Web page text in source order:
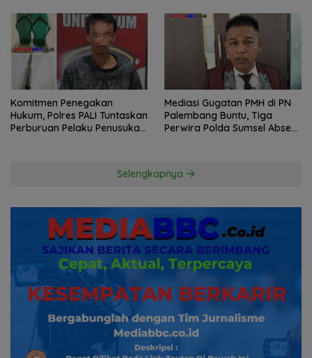
Komitmen Penegakan
Hukum, Polres PALI Tuntaskan
Perburuan Pelaku Penusukan
Mediasi Gugatan PMH di PN
Palembang Buntu, Tiga
Perwira Polda Sumsel Absen,
Selengkapnya